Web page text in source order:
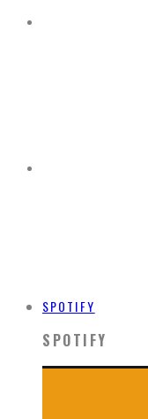
SPOTIFY
SPOTIFY